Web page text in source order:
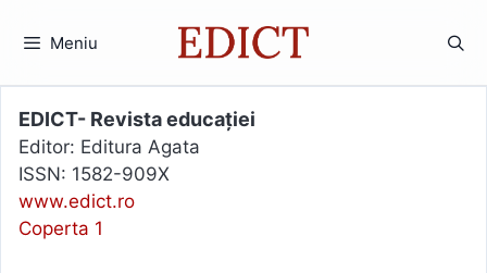
Meniu
EDICT- Revista educației
Editor: Editura Agata
ISSN: 1582-909X
www.edict.ro
Coperta 1